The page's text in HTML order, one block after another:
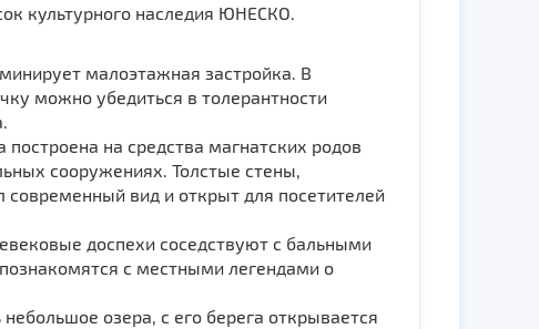
культурного наследия ЮНЕСКО.
малоэтажная застройка. В
можно убедиться в толерантности
на средства магнатских родов
сооружениях. Толстые стены,
вид и открыт для посетителей
доспехи соседствуют с бальными
с местными легендами о
озера, с его берега открывается